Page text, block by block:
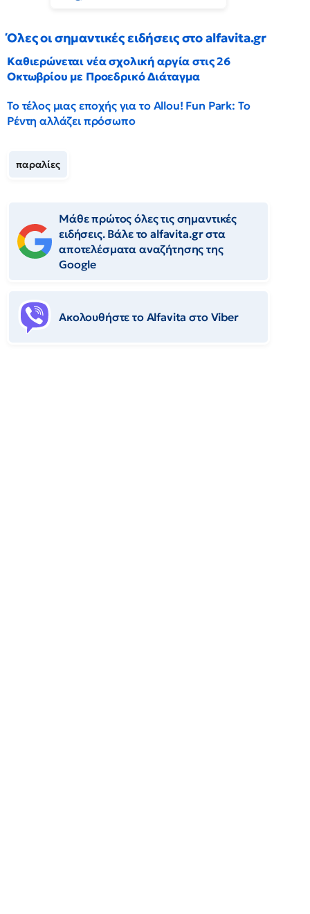
Όλες οι σημαντικές ειδήσεις στο alfavita.gr
Καθιερώνεται νέα σχολική αργία στις 26
Οκτωβρίου με Προεδρικό Διάταγμα
Το τέλος μιας εποχής για το Allou! Fun Park: Το
Ρέντη αλλάζει πρόσωπο
παραλίες
Μάθε πρώτος όλες τις σημαντικές
ειδήσεις. Βάλε το alfavita.gr στα
αποτελέσματα αναζήτησης της
Google
Ακολουθήστε το Αlfavita στο Viber